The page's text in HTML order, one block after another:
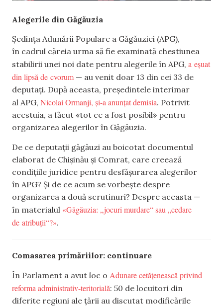
Alegerile din Găgăuzia
Ședința Adunării Populare a Găgăuziei (APG),
în cadrul căreia urma să fie examinată chestiunea
stabilirii unei noi date pentru alegerile în APG, a eșuat
din lipsă de cvorum — au venit doar 13 din cei 33 de
deputați. După aceasta, președintele interimar
al APG, Nicolai Ormanji, și-a anunțat demisia. Potrivit
acestuia, a făcut «tot ce a fost posibil» pentru
organizarea alegerilor în Găgăuzia.
De ce deputații găgăuzi au boicotat documentul
elaborat de Chișinău și Comrat, care creează
condițiile juridice pentru desfășurarea alegerilor
în APG? Și de ce acum se vorbește despre
organizarea a două scrutinuri? Despre aceasta —
în materialul «Găgăuzia: „jocuri murdare“ sau „cedare
de atribuții“?».
Comasarea primăriilor: continuare
În Parlament a avut loc o Adunare cetățenească privind
reforma administrativ-teritorială: 50 de locuitori din
diferite regiuni ale țării au discutat modificările